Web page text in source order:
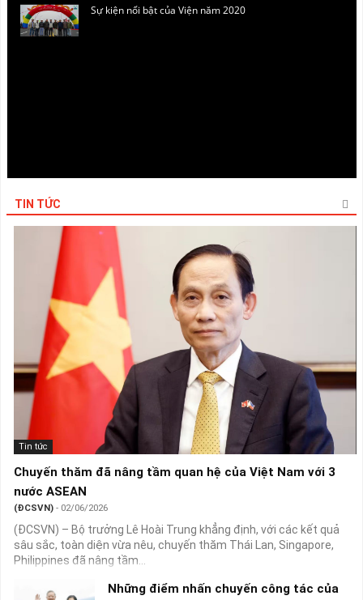
Sự kiện nổi bật của Viện năm 2020
TIN TỨC
Tin tức
Chuyến thăm đã nâng tầm quan hệ của Việt Nam với 3
nước ASEAN
(ĐCSVN) - 02/06/2026
(ĐCSVN) – Bộ trưởng Lê Hoài Trung khẳng định, với các kết quả
sâu sắc, toàn diện vừa nêu, chuyến thăm Thái Lan, Singapore,
Philippines đã nâng tầm...
Những điểm nhấn chuyến công tác của